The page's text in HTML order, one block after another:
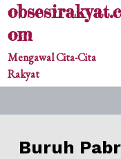
Skipobsesirakyat.c
om
Mengawal Cita-Cita
Rakyat
Buruh